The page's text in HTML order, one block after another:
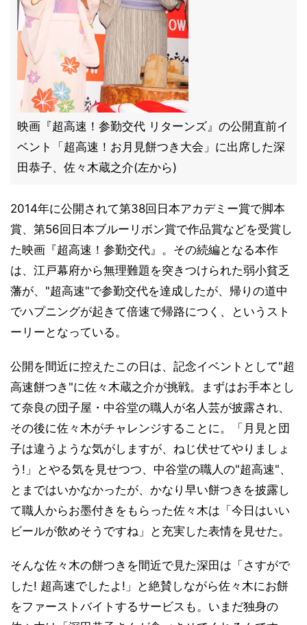
映画『超高速！参勤交代 リターンズ』の公開直前イ
ベント「超高速！お月見餅つき大会」に出席した深
田恭子、佐々木蔵之介(左から)
2014年に公開されて第38回日本アカデミー賞で脚本
賞、第56回日本ブルーリボン賞で作品賞などを受賞し
た映画『超高速！参勤交代』。その続編となる本作
は、江戸幕府から無理難題を突きつけられた弱小貧乏
藩が、"超高速"で参勤交代を達成したが、帰りの道中
でハプニングが起きて倍速で帰路につく、というスト
ーリーとなっている。
公開を間近に控えたこの日は、記念イベントとして"超
高速餅つき"に佐々木蔵之介が挑戦。まずはお手本とし
て奈良の団子屋・中谷堂の職人が名人芸が披露され、
その後に佐々木がチャレンジすることに。「月見と団
子は違うような気がしますが、ねじ伏せてやりましょ
う!」とやる気を見せつつ、中谷堂の職人の"超高速"、
とまではいかなかったが、かなり早い餅つきを披露し
て職人からお墨付きをもらった佐々木は「今日はいい
ビールが飲めそうですね」と充実した表情を見せた。
そんな佐々木の餅つきを間近で見た深田は「さすがで
した! 超高速でしたよ!」と絶賛しながら佐々木にお餅
をファーストバイトするサービスも。いまだ独身の